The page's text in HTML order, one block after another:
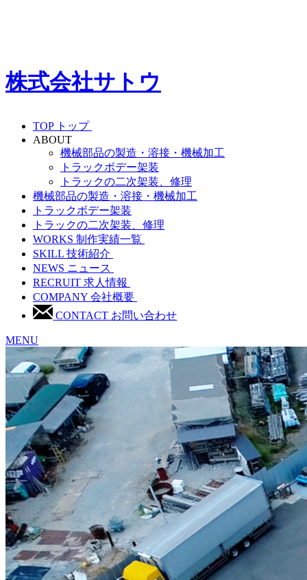
株式会社サトウ
TOP トップ
ABOUT
機械部品の製造・溶接・機械加工
トラックボデー架装
トラックの二次架装、修理
機械部品の製造・溶接・機械加工
トラックボデー架装
トラックの二次架装、修理
WORKS 制作実績一覧
SKILL 技術紹介
NEWS ニュース
RECRUIT 求人情報
COMPANY 会社概要
CONTACT お問い合わせ
MENU